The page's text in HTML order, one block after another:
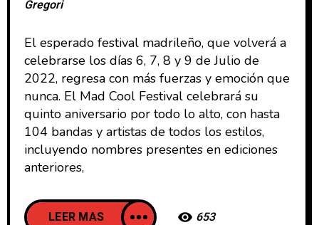
Gregori
El esperado festival madrileño, que volverá a
celebrarse los días 6, 7, 8 y 9 de Julio de
2022, regresa con más fuerzas y emoción que
nunca. El Mad Cool Festival celebrará su
quinto aniversario por todo lo alto, con hasta
104 bandas y artistas de todos los estilos,
incluyendo nombres presentes en ediciones
anteriores,
LEER MAS 653